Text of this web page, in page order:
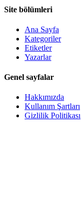
Site bölümleri
Ana Sayfa
Kategoriler
Etiketler
Yazarlar
Genel sayfalar
Hakkımızda
Kullanım Şartları
Gizlilik Politikası